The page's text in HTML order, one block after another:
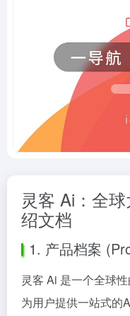
灵客 Ai：全
绍文档
1. 产品档案
灵客 Ai 是一个全球
为用户提供一站式的